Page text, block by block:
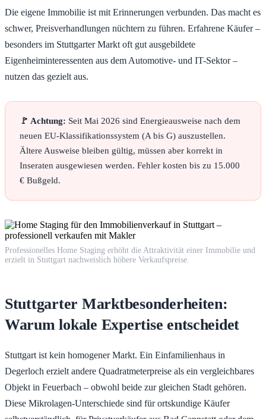
Die eigene Immobilie ist mit Erinnerungen verbunden. Das macht es
schwer, Preisverhandlungen nüchtern zu führen. Erfahrene Käufer –
besonders im Stuttgarter Markt oft gut ausgebildete
Eigenheiminteressenten aus dem Automotive- und IT-Sektor –
nutzen das gezielt aus.
🚩 Achtung: Seit Mai 2026 sind Energieausweise nach dem
neuen EU-Klassifikationssystem (A bis G) auszustellen.
Ältere Ausweise bleiben gültig, müssen aber korrekt in
Inseraten ausgewiesen werden. Fehler kosten bis zu 15.000
€ Bußgeld.
Professionelles Home Staging erhöht die Attraktivität einer Immobilie und
erzielt in Stuttgart nachweislich höhere Verkaufspreise.
Stuttgarter Marktbesonderheiten:
Warum lokale Expertise entscheidet
Stuttgart ist kein homogener Markt. Ein Einfamilienhaus in
Degerloch erzielt andere Quadratmeterpreise als ein vergleichbares
Objekt in Feuerbach – obwohl beide zur gleichen Stadt gehören.
Diese Mikrolagen-Unterschiede sind für ortskundige Käufer